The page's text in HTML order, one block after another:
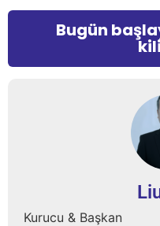
Bugün
Kurucu & Başkan